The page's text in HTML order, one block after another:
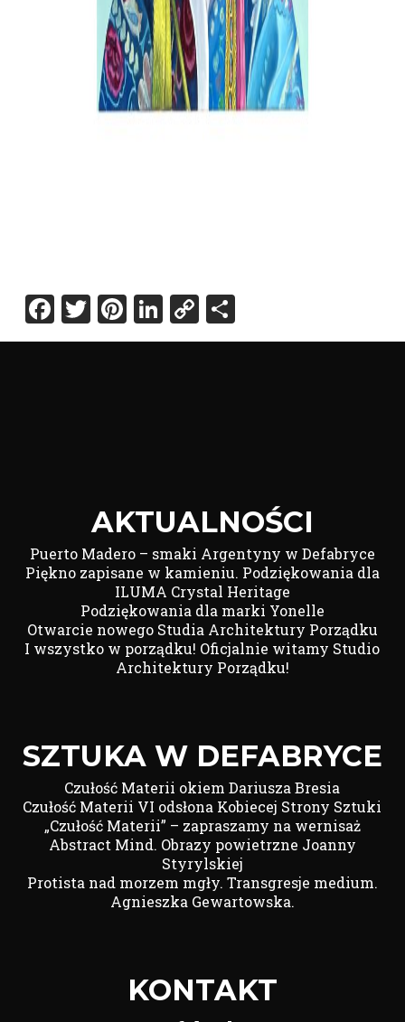
Facebook
Twitter
Pinterest
LinkedIn
Copy
Link
Share
AKTUALNOŚCI
Puerto Madero – smaki Argentyny w Defabryce
Piękno zapisane w kamieniu. Podziękowania dla
ILUMA Crystal Heritage
Podziękowania dla marki Yonelle
Otwarcie nowego Studia Architektury Porządku
I wszystko w porządku! Oficjalnie witamy Studio
Architektury Porządku!
SZTUKA W DEFABRYCE
Czułość Materii okiem Dariusza Bresia
Czułość Materii VI odsłona Kobiecej Strony Sztuki
„Czułość Materii” – zapraszamy na wernisaż
Abstract Mind. Obrazy powietrzne Joanny
Styrylskiej
Protista nad morzem mgły. Transgresje medium.
Agnieszka Gewartowska.
KONTAKT